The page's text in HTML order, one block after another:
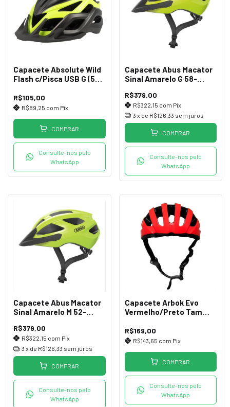
Capacete Absolute Wild
Flash c/Pisca USB G (58-
R$105,00
R$89,25 com Pix
COMPRAR
Consulte-nos pelo
WhatsApp
Capacete Abus Macator
Sinal Amarelo G 58-
R$379,00
R$322,15 com Pix
3 x de R$126,33 sem juros
COMPRAR
Consulte-nos pelo
WhatsApp
Capacete Abus Macator
Sinal Amarelo M 52-
R$379,00
R$322,15 com Pix
3 x de R$126,33 sem juros
COMPRAR
Consulte-nos pelo
WhatsApp
Capacete Arbok Evo
Vermelho/Preto Tam
R$169,00
R$143,65 com Pix
COMPRAR
Consulte-nos pelo
WhatsApp